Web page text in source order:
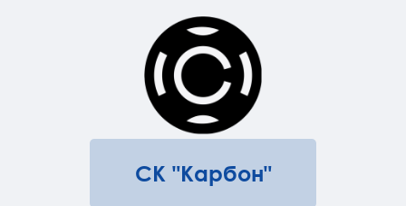
СК "Карбон"